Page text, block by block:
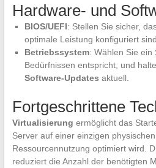
Hardware- und
BIOS/UEFI: Stellen Sie sicher,
optimale Leistung konfiguriert sind.
Betriebssystem: Wählen Sie ein
Bedürfnissen entspricht, und
Software-Updates aktuell.
Fortgeschrittene
Virtualisierung ermöglicht das
Server auf einer einzigen
Ressourcennutzung optimiert wird.
reduziert die Anzahl der benötigten